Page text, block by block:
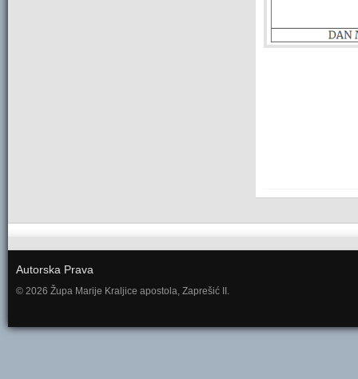
Autorska Prava
© 2026 Župa Marije Kraljice apostola, Zaprešić II.